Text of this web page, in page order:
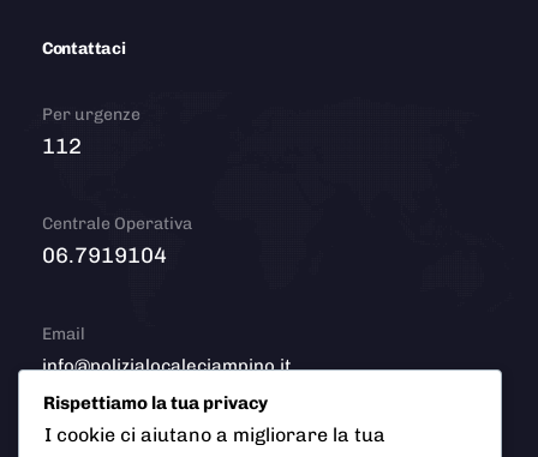
Contattaci
Per urgenze
112
Centrale Operativa
06.7919104
Email
info@polizialocaleciampino.it
Rispettiamo la tua privacy
I cookie ci aiutano a migliorare la tua